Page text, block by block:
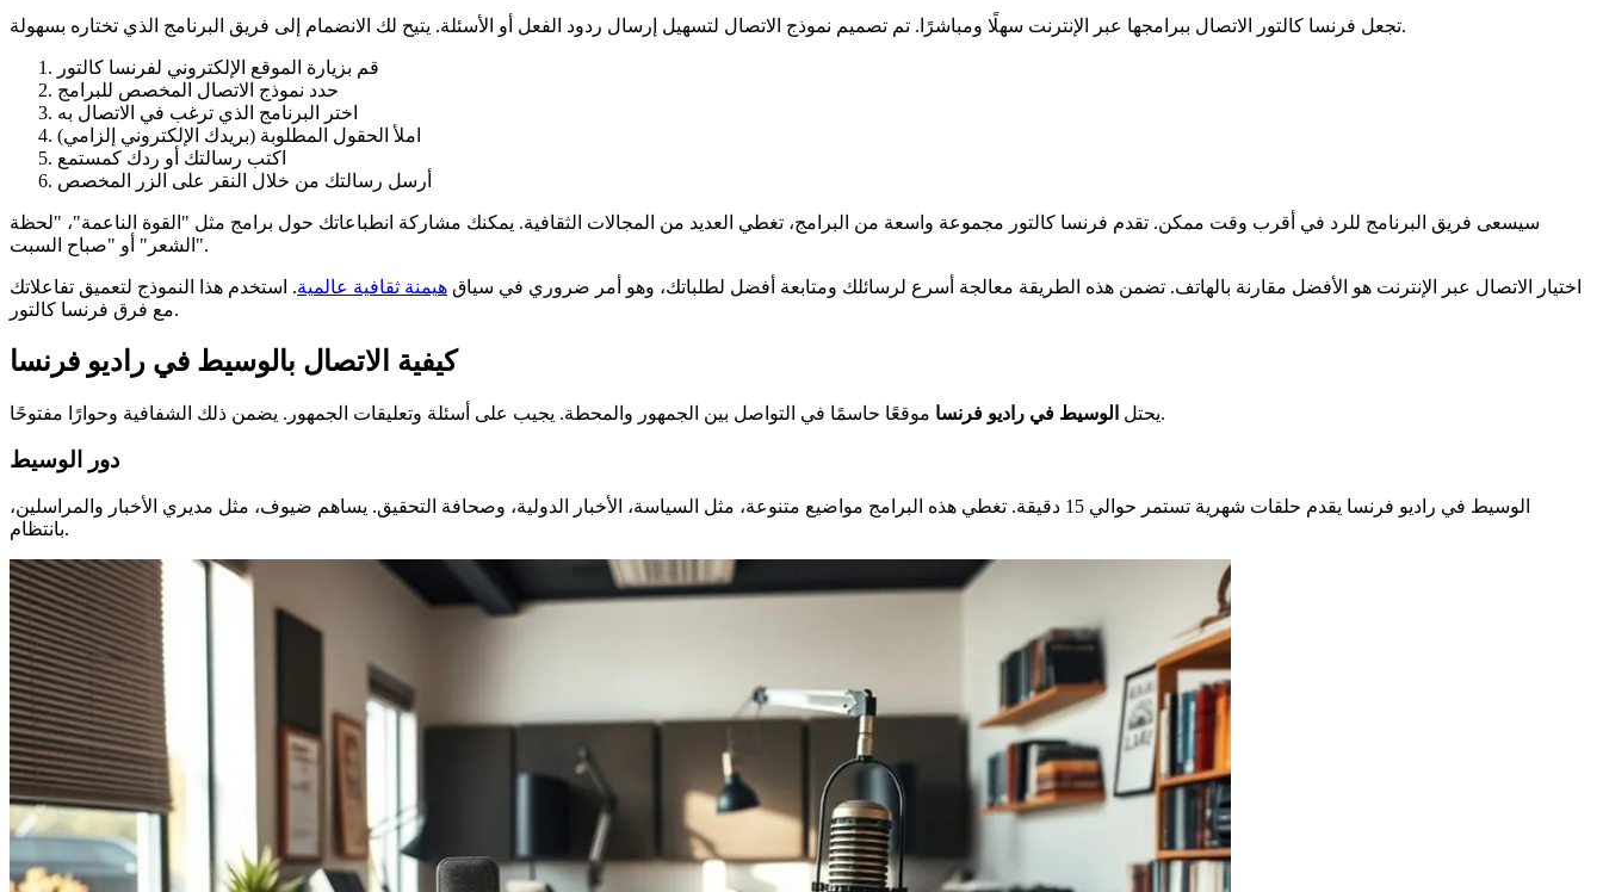
تجعل فرنسا كالتور الاتصال ببرامجها عبر الإنترنت سهلًا ومباشرًا. تم تصميم نموذج الاتصال لتسهيل إرسال ردود الفعل أو الأسئلة. يتيح لك الانضمام إلى فريق البرنامج الذي تختاره بسهولة.
قم بزيارة الموقع الإلكتروني لفرنسا كالتور
حدد نموذج الاتصال المخصص للبرامج
اختر البرنامج الذي ترغب في الاتصال به
املأ الحقول المطلوبة (بريدك الإلكتروني إلزامي)
اكتب رسالتك أو ردك كمستمع
أرسل رسالتك من خلال النقر على الزر المخصص
سيسعى فريق البرنامج للرد في أقرب وقت ممكن. تقدم فرنسا كالتور مجموعة واسعة من البرامج، تغطي العديد من المجالات الثقافية. يمكنك مشاركة انطباعاتك حول برامج مثل "القوة الناعمة"، "لحظة
الشعر" أو "صباح السبت".
اختيار الاتصال عبر الإنترنت هو الأفضل مقارنة بالهاتف. تضمن هذه الطريقة معالجة أسرع لرسائلك ومتابعة أفضل لطلباتك، وهو أمر ضروري في سياق هيمنة ثقافية عالمية. استخدم هذا النموذج لتعميق تفاعلاتك
مع فرق فرنسا كالتور.
كيفية الاتصال بالوسيط في راديو فرنسا
يحتل الوسيط في راديو فرنسا موقعًا حاسمًا في التواصل بين الجمهور والمحطة. يجيب على أسئلة وتعليقات الجمهور. يضمن ذلك الشفافية وحوارًا مفتوحًا.
دور الوسيط
الوسيط في راديو فرنسا يقدم حلقات شهرية تستمر حوالي 15 دقيقة. تغطي هذه البرامج مواضيع متنوعة، مثل السياسة، الأخبار الدولية، وصحافة التحقيق. يساهم ضيوف، مثل مديري الأخبار والمراسلين،
بانتظام.